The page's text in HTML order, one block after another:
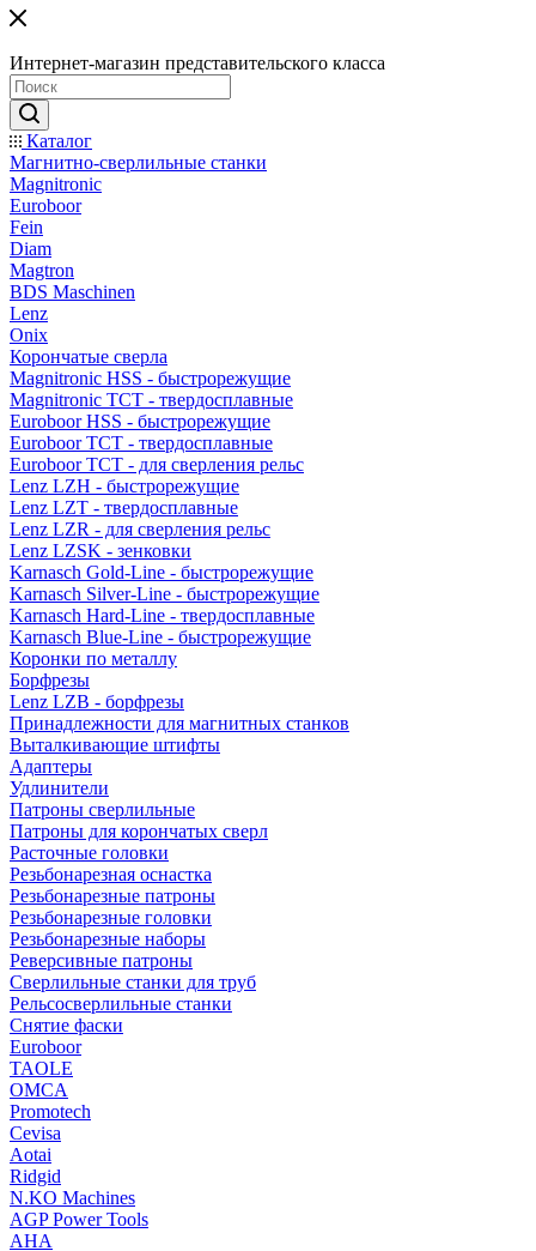
Интернет-магазин представительского класса
Каталог
Магнитно-сверлильные станки
Magnitronic
Euroboor
Fein
Diam
Magtron
BDS Maschinen
Lenz
Onix
Корончатые сверла
Magnitronic HSS - быстрорежущие
Magnitronic TCT - твердосплавные
Euroboor HSS - быстрорежущие
Euroboor TCT - твердосплавные
Euroboor TCT - для сверления рельс
Lenz LZH - быстрорежущие
Lenz LZT - твердосплавные
Lenz LZR - для сверления рельс
Lenz LZSK - зенковки
Karnasch Gold-Line - быстрорежущие
Karnasch Silver-Line - быстрорежущие
Karnasch Hard-Line - твердосплавные
Karnasch Blue-Line - быстрорежущие
Коронки по металлу
Борфрезы
Lenz LZB - борфрезы
Принадлежности для магнитных станков
Выталкивающие штифты
Адаптеры
Удлинители
Патроны сверлильные
Патроны для корончатых сверл
Расточные головки
Резьбонарезная оснастка
Резьбонарезные патроны
Резьбонарезные головки
Резьбонарезные наборы
Реверсивные патроны
Сверлильные станки для труб
Рельсосверлильные станки
Снятие фаски
Euroboor
TAOLE
OMCA
Promotech
Cevisa
Aotai
Ridgid
N.KO Machines
AGP Power Tools
AHA